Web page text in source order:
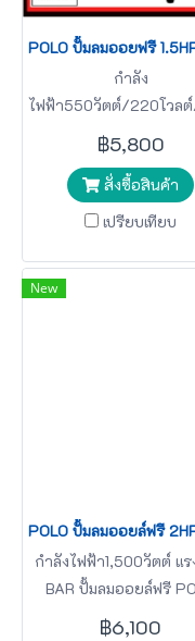
POLO ปั้มลมออยฟรี
กำลัง
ไฟฟ้า550วัตต์/220โวล
ปริมาณลม204 ลิตร/นาที
มออยฟรี POLO
฿5,800
สั่งซื้อสินค้า
เปรียบเทียบ
New
POLO ปั้มลมออยล์ฟรี
กำลังไฟฟ้า1,500วัตต์ แ
BAR ปั้มลมออยล์ฟรี
฿6,100